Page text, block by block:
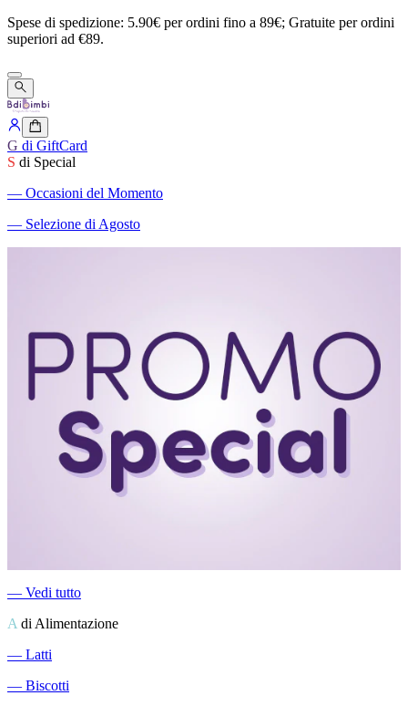
Spese di spedizione: 5.90€ perordini fino a 89€; Gratuite perordini
superiori ad €89.
G di GiftCard
S di Special
― Occasioni del Momento
― Selezione di Agosto
― Vedi tutto
A di Alimentazione
― Latti
― Biscotti